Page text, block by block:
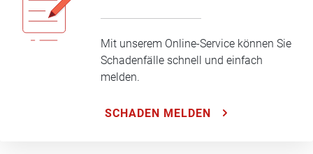
Mit unserem Online-Service können Sie
Schadenfälle schnell und einfach
melden.
SCHADEN MELDEN